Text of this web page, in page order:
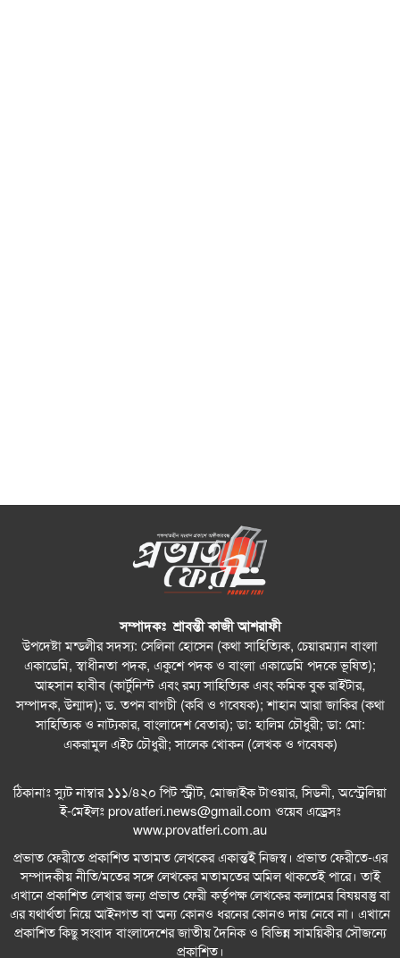
সম্পাদকঃ শ্রাবন্তী কাজী আশরাফী
উপদেষ্টা মন্ডলীর সদস্য: সেলিনা হোসেন (কথা সাহিত্যিক, চেয়ারম্যান বাংলা
একাডেমি, স্বাধীনতা পদক, একুশে পদক ও বাংলা একাডেমি পদকে ভূষিত);
আহসান হাবীব (কার্টুনিস্ট এবং রম্য সাহিত্যিক এবং কমিক বুক রাইটার,
সম্পাদক, উন্মাদ); ড. তপন বাগচী (কবি ও গবেষক); শাহান আরা জাকির (কথা
সাহিত্যিক ও নাট্যকার, বাংলাদেশ বেতার); ডা: হালিম চৌধুরী; ডা: মো:
একরামুল এইচ চৌধুরী; সালেক খোকন (লেখক ও গবেষক)
ঠিকানাঃ স্যুট নাম্বার ১১১/৪২০ পিট স্ট্রীট, মোজাইক টাওয়ার, সিডনী, অস্ট্রেলিয়া
ই-মেইলঃprovatferi.news@gmail.com ওয়েব এড্রেসঃ
www.provatferi.com.au
প্রভাত ফেরীতে প্রকাশিত মতামত লেখকের একান্তই নিজস্ব। প্রভাত ফেরীতে-এর
সম্পাদকীয় নীতি/মতের সঙ্গে লেখকের মতামতের অমিল থাকতেই পারে। তাই
এখানে প্রকাশিত লেখার জন্য প্রভাত ফেরী কর্তৃপক্ষ লেখকের কলামের বিষয়বস্তু বা
এর যথার্থতা নিয়ে আইনগত বা অন্য কোনও ধরনের কোনও দায় নেবে না। এখানে
প্রকাশিত কিছু সংবাদ বাংলাদেশের জাতীয় দৈনিক ও বিভিন্ন সাময়িকীর সৌজন্যে
প্রকাশিত।